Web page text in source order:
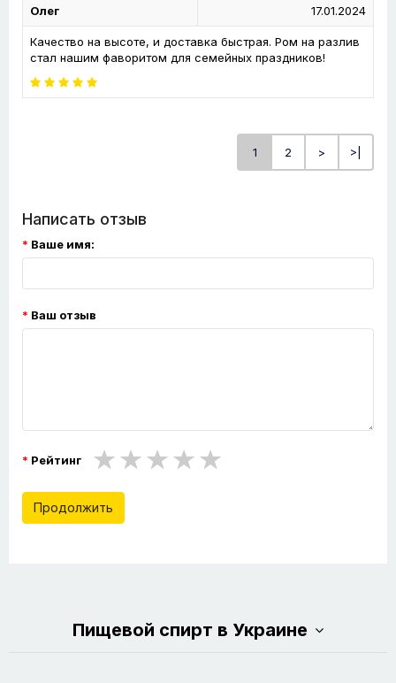
Олег 17.01.2024
Качество на высоте, и доставка быстрая. Ром на разлив
стал нашим фаворитом для семейных праздников!
1 2 > >|
Написать отзыв
Ваше имя:
Ваш отзыв
Рейтинг
Продолжить
Пищевой спирт в Украине